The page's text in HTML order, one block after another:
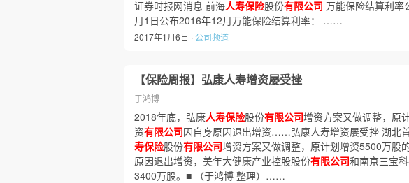
证券时报网消息 前海人寿保险股份有限公司 万能保险结算利率
月1日公布2016年12月万能保险结算利率： ……
2017年1月6日 · 公司频道
【保险周报】弘康人寿增资屡受挫
于鸿博
2018年底，弘康人寿保险股份有限公司增资方案又做调整，原
资有限公司因自身原因退出增资……弘康人寿增资屡受挫 湖北
寿保险股份有限公司增资方案又做调整，原计划增资5500万股
原因退出增资，美年大健康产业控股股份有限公司和南京三宝
3400万股。■ （于鸿博 整理）……